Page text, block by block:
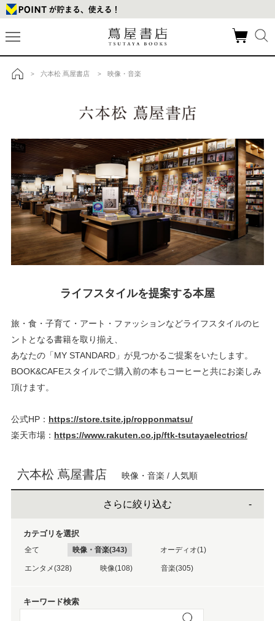
> 六本松 蔦屋書店 > 映像・音楽
ライフスタイルを提案する本屋
旅・食・子育て・アート・ファッションなどライフスタイルのヒ
ントとなる書籍を取り揃え、
あなたの「MY STANDARD」が見つかるご提案をいたします。
BOOK&CAFEスタイルでご購入前の本もコーヒーと共にお楽しみ
頂けます。
公式HP： https://store.tsite.jp/ropponmatsu/
楽天市場： https://www.rakuten.co.jp/ftk-tsutayaelectrics/
六本松 蔦屋書店 映像・音楽 / 人気順
さらに絞り込む
カテゴリを選択
全て 映像・音楽(343) オーディオ(1)
エンタメ(328) 映像(108) 音楽(305)
キーワード検索